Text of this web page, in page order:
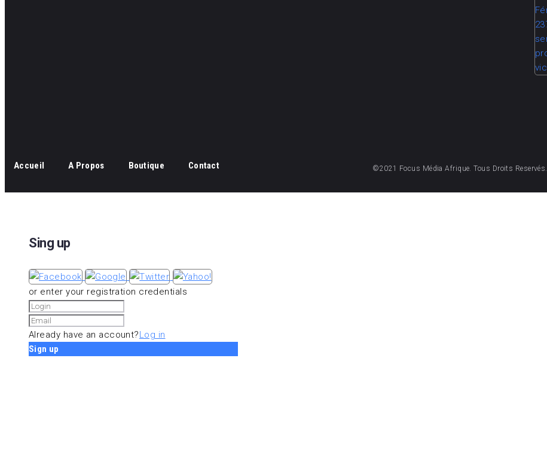
Accueil A Propos Boutique Contact ©2021 Focus Média Afrique. Tous Droits Reservés.
Sing up
or enter your registration credentials
Already have an account?Log in
Sign up